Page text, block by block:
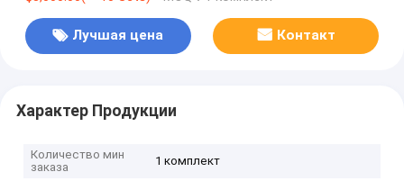
Лучшая цена Контакт
Характер Продукции
Количество мин
заказа
1 комплект